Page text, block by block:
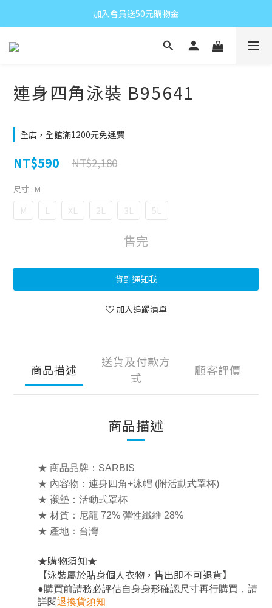
加入會員送50元購物金
連身四角泳裝 B95641
全店，全館滿1200元免運費
NT$590 NT$2,180
尺寸 : M
M L XL 2L 3L 5L
售完
貨到通知我
加入追蹤清單
商品描述
送貨及付款方
式
顧客評價
商品描述
★ 商品品牌：SARBIS
★ 內容物：連身四角+泳帽 (附活動式罩杯)
★ 襯墊：活動式罩杯
★ 材質：尼龍 72% 彈性纖維 28%
★ 產地：台灣
★購物須知★
【泳裝屬於貼身個人衣物，售出即不可退貨】
●購買前請務必評估自身身形確認尺寸再行購買 ， 請
詳閱退換貨須知